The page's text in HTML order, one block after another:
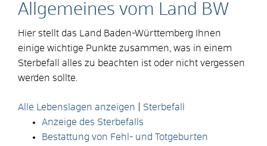
Allgemeines vom Land BW
Hier stellt das Land Baden-Württemberg Ihnen
einige wichtige Punkte zusammen, was in einem
Sterbefall alles zu beachten ist oder nicht vergessen
werden sollte.
Alle Lebenslagen anzeigen
Sterbefall
Anzeige des Sterbefalls
Bestattung von Fehl- und Totgeburten